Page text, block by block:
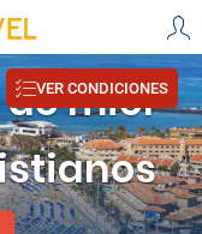
miel
VER CONDICIONES